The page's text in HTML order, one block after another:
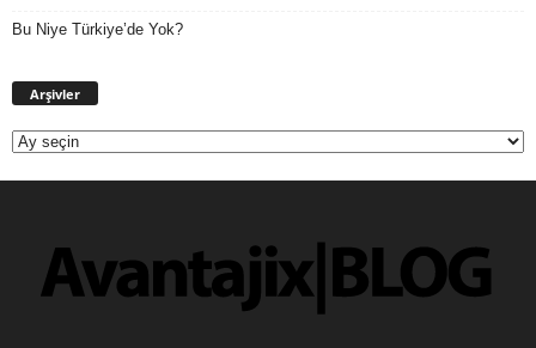
Bu Niye Türkiye’de Yok?
Arşivler